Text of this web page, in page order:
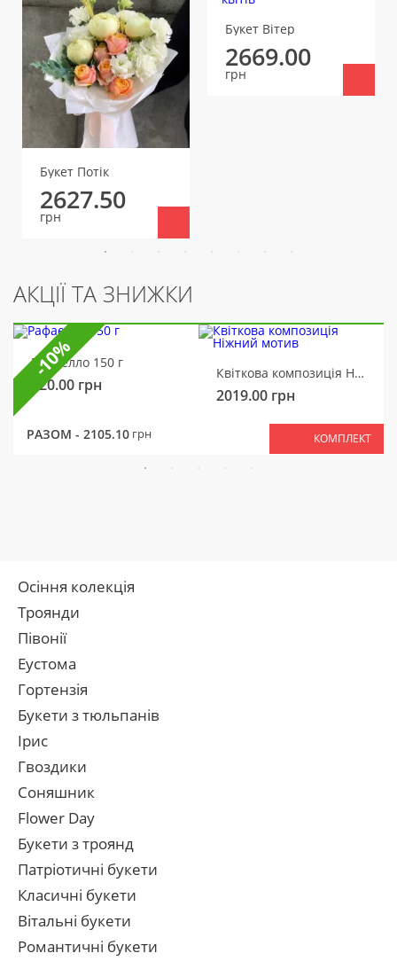
Букет Потік
2627.50
грн
Букет Вітер
2669.00
грн
АКЦІЇ ТА ЗНИЖКИ
Рафаелло 150 г
320.00 грн
Квіткова композиція Ніжний мотив
2019.00 грн
РАЗОМ - 2105.10 грн КОМПЛЕКТ
-10%
Осіння колекція
Троянди
Півонії
Еустома
Гортензія
Букети з тюльпанів
Ірис
Гвоздики
Соняшник
Flower Day
Букети з троянд
Патріотичні букети
Класичні букети
Вітальні букети
Романтичні букети